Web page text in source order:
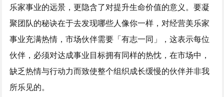
乐家事业的远景，更隐含了对提升生命价值的意义。要凝
聚团队的秘诀在于去发现哪些人像你一样，对经营美乐家
事业充满热情，市场伙伴需要「有志一同」，这表示每位
伙伴，必须对达成事业目标拥有同样的热忱，在市场中，
缺乏热情与行动力而致使整个组织成长缓慢的伙伴并非我
所乐见的。